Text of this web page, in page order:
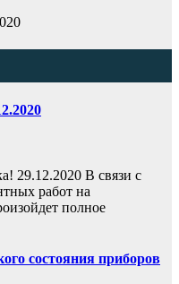
29.12.2020 В связи с
работ на
полное
состояния приборов